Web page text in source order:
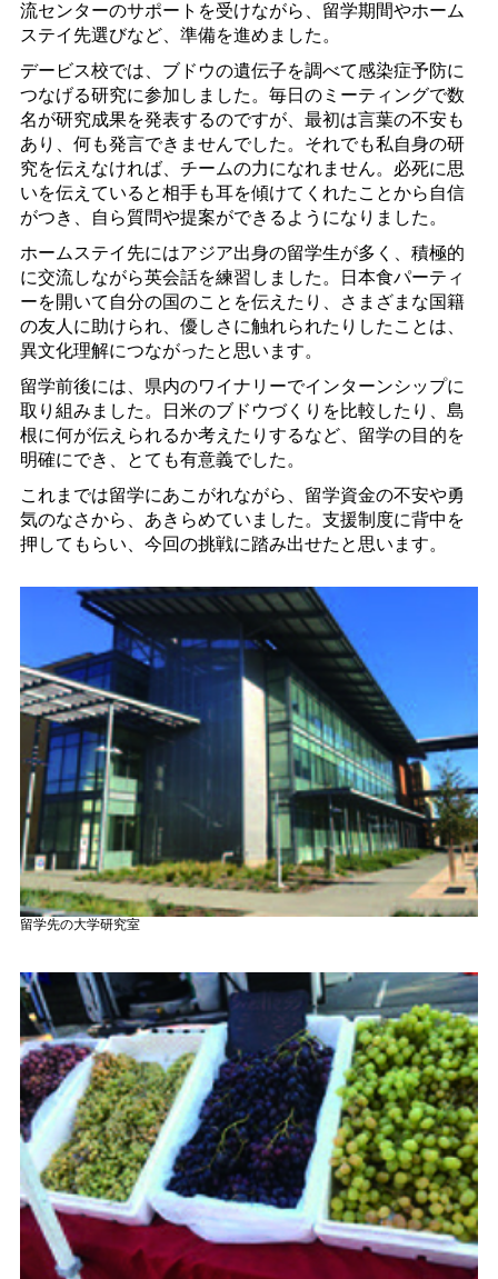
流センターのサポートを受けながら、留学期間やホーム
ステイ先選びなど、準備を進めました。
デービス校では、ブドウの遺伝子を調べて感染症予防に
つなげる研究に参加しました。毎日のミーティングで数
名が研究成果を発表するのですが、最初は言葉の不安も
あり、何も発言できませんでした。それでも私自身の研
究を伝えなければ、チームの力になれません。必死に思
いを伝えていると相手も耳を傾けてくれたことから自信
がつき、自ら質問や提案ができるようになりました。
ホームステイ先にはアジア出身の留学生が多く、積極的
に交流しながら英会話を練習しました。日本食パーティ
ーを開いて自分の国のことを伝えたり、さまざまな国籍
の友人に助けられ、優しさに触れられたりしたことは、
異文化理解につながったと思います。
留学前後には、県内のワイナリーでインターンシップに
取り組みました。日米のブドウづくりを比較したり、島
根に何が伝えられるか考えたりするなど、留学の目的を
明確にでき、とても有意義でした。
これまでは留学にあこがれながら、留学資金の不安や勇
気のなさから、あきらめていました。支援制度に背中を
押してもらい、今回の挑戦に踏み出せたと思います。
留学先の大学研究室